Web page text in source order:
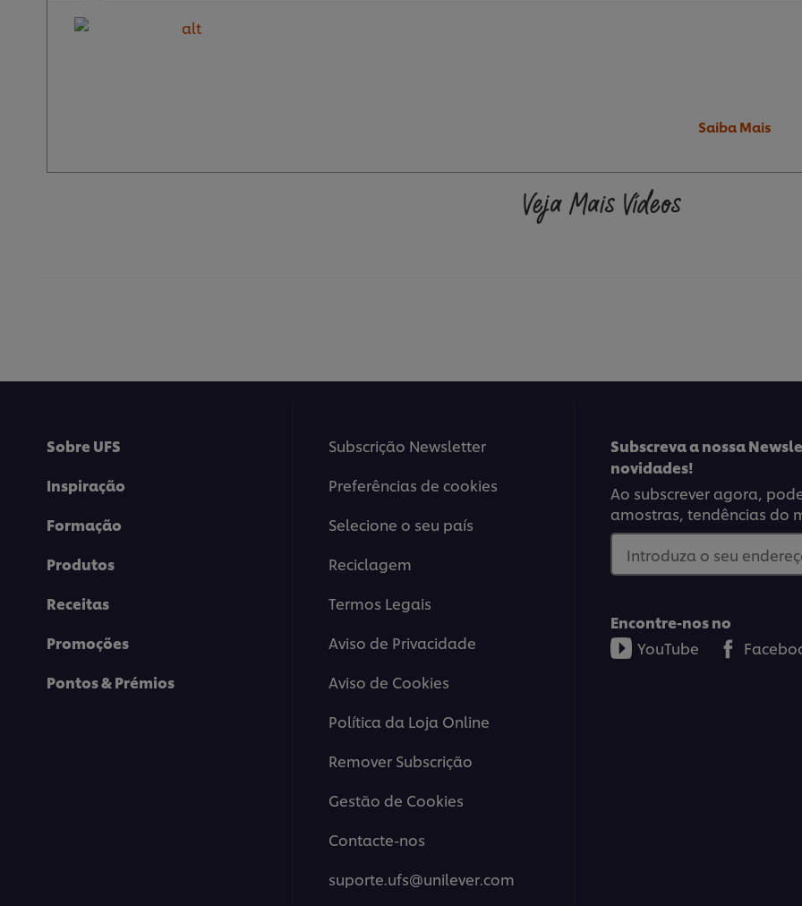
Saiba Mais
Veja Mais Vídeos
Sobre UFS
Inspiração
Formação
Produtos
Receitas
Promoções
Pontos & Prémios
Subscrição Newsletter
Preferências de cookies
Selecione o seu país
Reciclagem
Termos Legais
Aviso de Privacidade
Aviso de Cookies
Política da Loja Online
Remover Subscrição
Gestão de Cookies
Contacte-nos
suporte.ufs@unilever.com
Subscreva a nossa
novidades!
Ao subscrever agora,
amostras, tendências do
Introduza o seu
Encontre-nos no
YouTube